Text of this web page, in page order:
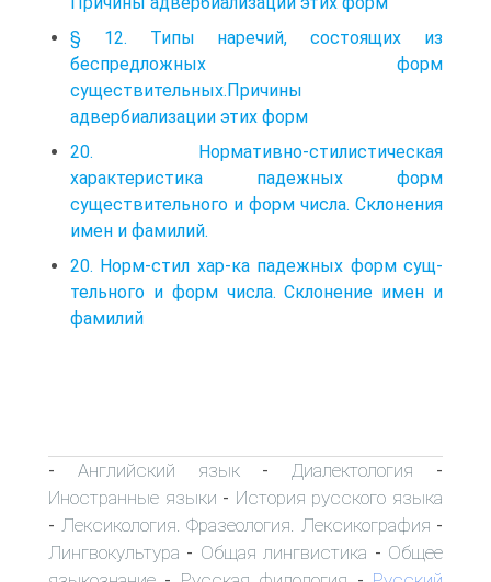
§ 12. Типы наречий, состоящих из
беспредложных форм
существительных.Причины
адвербиализации этих форм
20. Нормативно-стилистическая
характеристика падежных форм
существительного и форм числа. Склонения
имен и фамилий.
20. Норм-стил хар-ка падежных форм сущ-
тельного и форм числа. Склонение имен и
фамилий
- Английский язык- Диалектология -
Иностранные языки - История русского языка
- Лексикология. Фразеология. Лексикография -
Лингвокультура - Общая лингвистика - Общее